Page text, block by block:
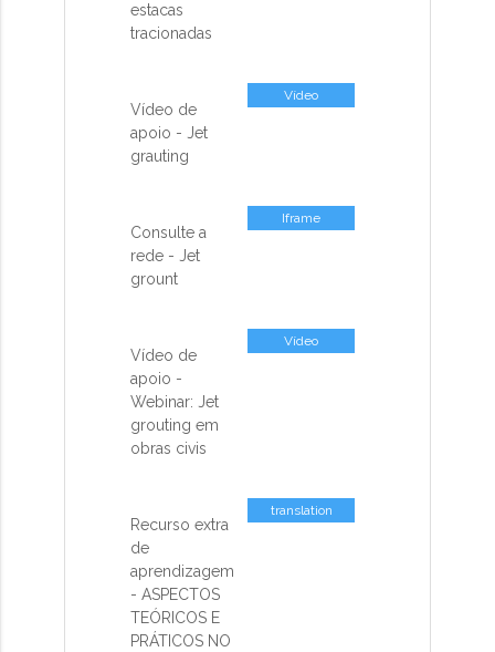
estacas
tracionadas
Vídeo de
apoio - Jet
grauting
Vídeo
Consulte a
rede - Jet
grount
Iframe
Vídeo de
apoio -
Webinar: Jet
grouting em
obras civis
Vídeo
Recurso extra
de
aprendizagem
- ASPECTOS
TEÓRICOS E
PRÁTICOS NO
translation